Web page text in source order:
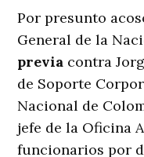
Por presunto
General de la
previa contra
de Soporte
Nacional de
jefe de la Oficina
funcionarios por